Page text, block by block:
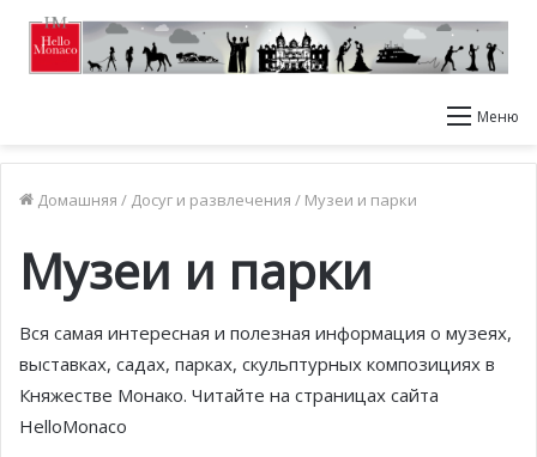
Меню
Домашняя / Досуг и развлечения / Музеи и парки
Музеи и парки
Вся самая интересная и полезная информация о музеях,
выставках, садах, парках, скульптурных композициях в
Княжестве Монако. Читайте на страницах сайта
HelloMonaco